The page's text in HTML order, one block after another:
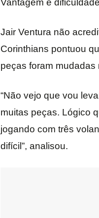
Vantagem e dificuldade
Jair Ventura não
Corinthians pontuou
peças foram mudadas
“Não vejo que vou
muitas peças. Lógico
jogando com três
difícil”, analisou.